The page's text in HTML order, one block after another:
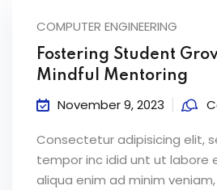
COMPUTER ENGINEERING
Fostering Student
Mindful Mentoring
November 9, 2023
Consectetur adipisicing elit,
tempor inc idid unt ut labore
aliqua enim ad minim